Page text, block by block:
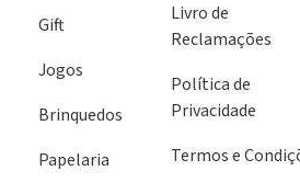
Gift
Jogos
Brinquedos
Papelaria
Livro de
Reclamações
Política de
Privacidade
Termos e